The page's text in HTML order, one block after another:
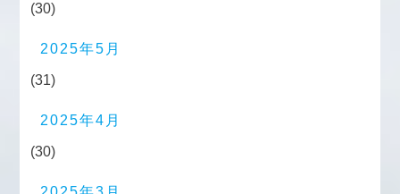
(30)
2025年5月
(31)
2025年4月
(30)